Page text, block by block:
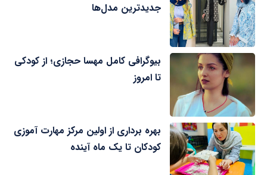
جدیدترین مدل‌ها
بیوگرافی کامل مهسا حجازی؛ از کودکی
تا امروز
بهره برداری از اولین مرکز مهارت آموزی
کودکان تا یک ماه آینده